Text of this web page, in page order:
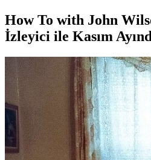
How To with John
İzleyici ile Kasım